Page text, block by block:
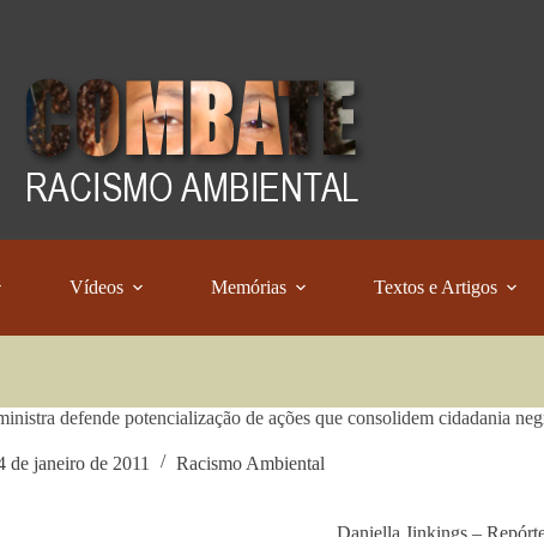
Vídeos Memórias Textos e Artigos
defende potencialização de ações que consolidem cidadania
de janeiro de 2011 Racismo Ambiental
Daniella Jinkings –